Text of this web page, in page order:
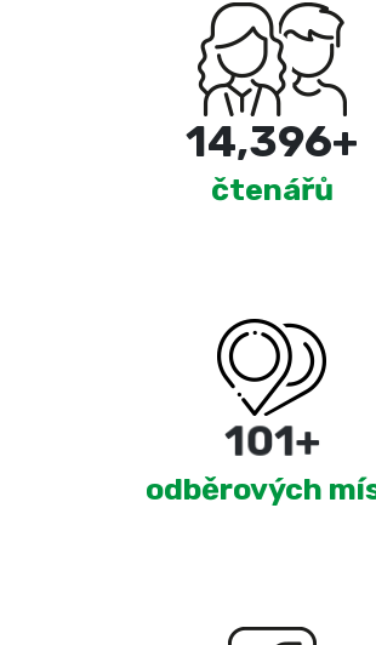
15,000+
čtenářů
180+
odběrových